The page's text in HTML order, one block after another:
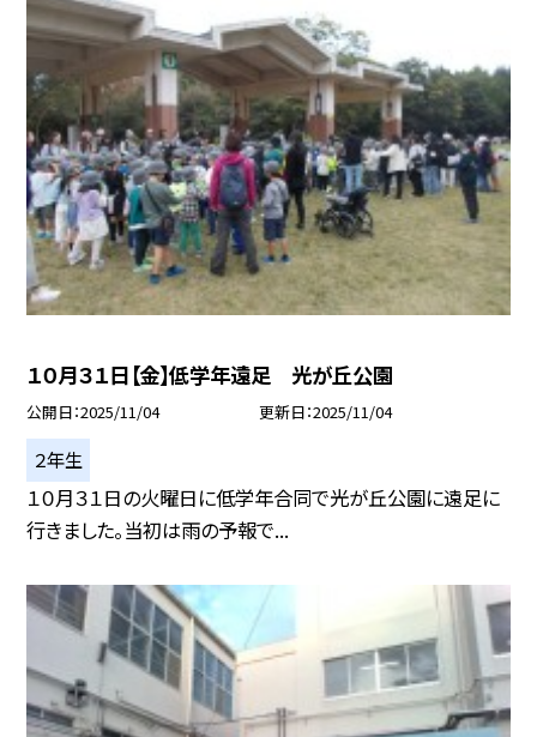
１０月３１日【金】低学年遠足 光が丘公園
公開日 2025/11/04 更新日 2025/11/04
２年生
１０月３１日の火曜日に低学年合同で光が丘公園に遠足に
行きました。当初は雨の予報で...